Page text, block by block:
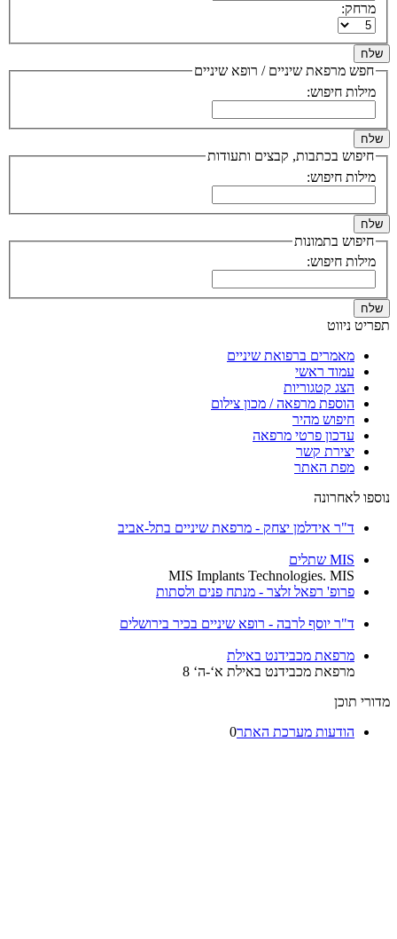
מרחק:
שלח
חפש מרפאת שיניים / רופא שיניים
מילות חיפוש:
שלח
חיפוש בכתבות, קבצים ותעודות
מילות חיפוש:
שלח
חיפוש בתמונות
מילות חיפוש:
שלח
תפריט ניווט
מאמרים ברפואת שיניים
עמוד ראשי
הצג קטגוריות
הוספת מרפאה / מכון צילום
חיפוש מהיר
עדכון פרטי מרפאה
יצירת קשר
מפת האתר
נוספו לאחרונה
ד"ר אידלמן יצחק - מרפאת שיניים בתל-אביב
MIS שתלים
MIS Implants Technologies. MIS
פרופ' רפאל זלצר - מנתח פנים ולסתות
ד"ר יוסף לרבה - רופא שיניים בכיר בירושלים
מרפאת מכבידנט באילת
מרפאת מכבידנט באילת א‘-ה‘ 8
מדורי תוכן
הודעות מערכת האתר0